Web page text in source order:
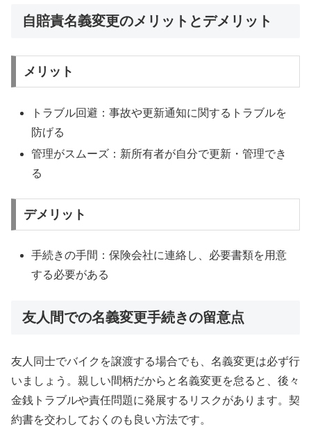
自賠責名義変更のメリットとデメリット
メリット
トラブル回避：事故や更新通知に関するトラブルを
防げる
管理がスムーズ：新所有者が自分で更新・管理でき
る
デメリット
手続きの手間：保険会社に連絡し、必要書類を用意
する必要がある
友人間での名義変更手続きの留意点
友人同士でバイクを譲渡する場合でも、名義変更は必ず行
いましょう。親しい間柄だからと名義変更を怠ると、後々
金銭トラブルや責任問題に発展するリスクがあります。契
約書を交わしておくのも良い方法です。